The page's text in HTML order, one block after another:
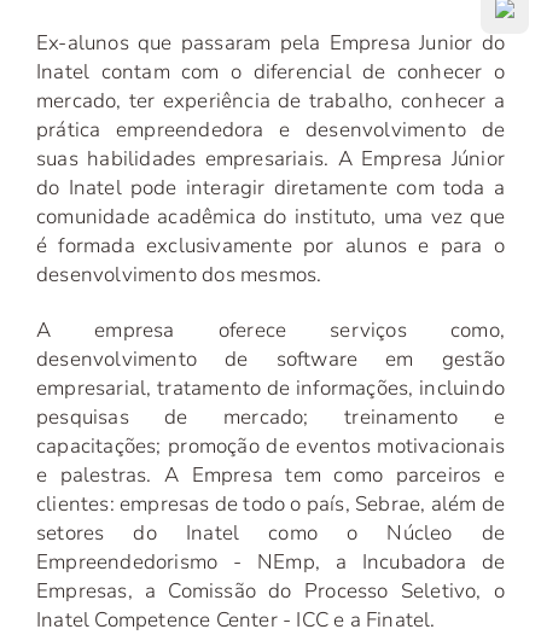
Ex-alunos que passaram pela Empresa Junior do
Inatel contam com o diferencial de conhecer o
mercado, ter experiência de trabalho, conhecer a
prática empreendedora e desenvolvimento de
suas habilidades empresariais. A Empresa Júnior
do Inatel pode interagir diretamente com toda a
comunidade acadêmica do instituto, uma vez que
é formada exclusivamente por alunos e para o
desenvolvimento dos mesmos.
A empresa oferece serviços como,
desenvolvimento de software em gestão
empresarial, tratamento de informações, incluindo
pesquisas de mercado; treinamento e
capacitações; promoção de eventos motivacionais
e palestras. A Empresa tem como parceiros e
clientes: empresas de todo o país, Sebrae, além de
setores do Inatel como o Núcleo de
Empreendedorismo - NEmp, a Incubadora de
Empresas, a Comissão do Processo Seletivo, o
Inatel Competence Center - ICC e a Finatel.